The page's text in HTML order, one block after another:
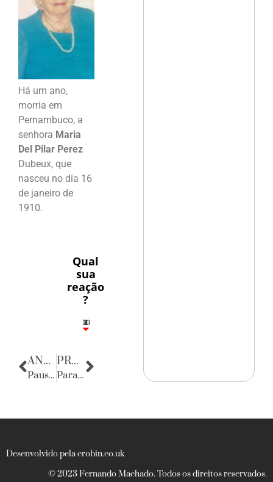
Há um ano,
morria em
Pernambuco, a
senhora Maria
Del Pilar Perez
Dubeux, que
nasceu no dia 16
de janeiro de
1910.
Qual
sua
reação
?
3
1
1
2
10
ANTERIOR
Pausa poética
PRÓXIMA
Parabéns
Desenvolvido pela crobin.co.uk
© 2023 Fernando Machado. Todos os direitos reservados.